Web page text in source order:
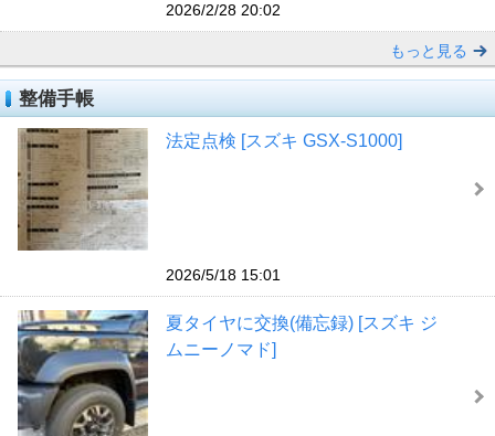
2026/2/28 20:02
もっと見る
整備手帳
法定点検 [スズキ GSX-S1000]
2026/5/18 15:01
夏タイヤに交換(備忘録) [スズキ ジ
ムニーノマド]